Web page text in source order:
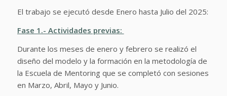
El trabajo se ejecutó desde Enero hasta Julio del 2025:
Fase 1.- Actividades previas:
Durante los meses de enero y febrero se realizó el
diseño del modelo y la formación en la metodología de
la Escuela de Mentoring que se completó con sesiones
en Marzo, Abril, Mayo y Junio.